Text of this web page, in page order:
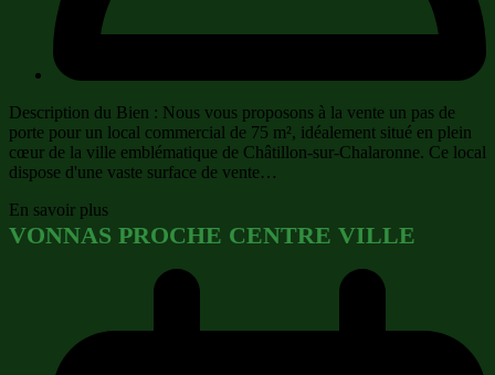
Description du Bien : Nous vous proposons à la vente un pas de
porte pour un local commercial de 75 m², idéalement situé en plein
cœur de la ville emblématique de Châtillon-sur-Chalaronne. Ce local
dispose d'une vaste surface de vente…
En savoir plus
VONNAS PROCHE CENTRE VILLE